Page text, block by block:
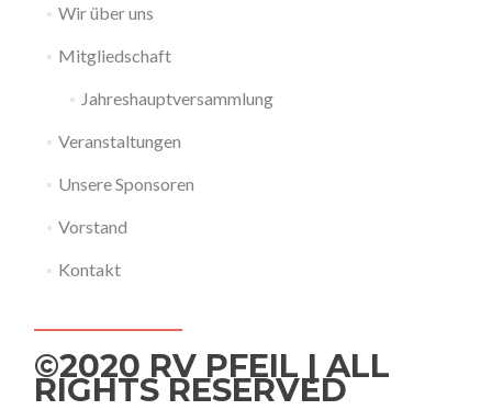
Wir über uns
Mitgliedschaft
Jahreshauptversammlung
Veranstaltungen
Unsere Sponsoren
Vorstand
Kontakt
©2020 RV PFEIL | ALL
RIGHTS RESERVED